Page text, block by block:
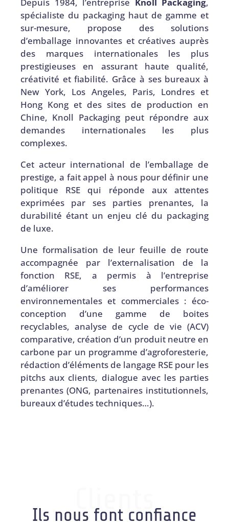
spécialiste du packaging haut de gamme et
sur-mesure, propose des solutions
d’emballage innovantes et créatives auprès
des marques internationales les plus
prestigieuses en assurant haute qualité,
créativité et fiabilité. Grâce à ses bureaux à
New York, Los Angeles, Paris, Londres et
Hong Kong et des sites de production en
Chine, Knoll Packaging peut répondre aux
demandes internationales les plus
complexes.
Cet acteur international de l’emballage de
prestige, a fait appel à nous pour définir une
politique RSE qui réponde aux attentes
exprimées par ses parties prenantes, la
durabilité étant un enjeu clé du packaging
de luxe.
Une formalisation de leur feuille de route
accompagnée par l’externalisation de la
fonction RSE, a permis à l’entreprise
d’améliorer ses performances
environnementales et commerciales : éco-
conception d’une gamme de boites
recyclables, analyse de cycle de vie (ACV)
comparative, création d’un produit neutre en
carbone par un programme d’agroforesterie,
rédaction d’éléments de langage RSE pour les
pitchs aux clients, dialogue avec les parties
prenantes (ONG, partenaires institutionnels,
bureaux d’études techniques…).
Clients
Ils nous font confiance